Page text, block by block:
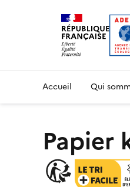
Accueil — Que
Accueil Qui
Papier